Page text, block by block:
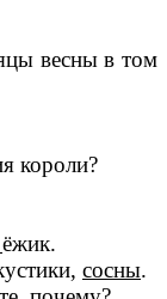
весны в том
короли?
ёжик.
сосны.